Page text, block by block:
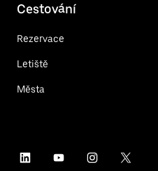
Cestování
Rezervace
Letiště
Města